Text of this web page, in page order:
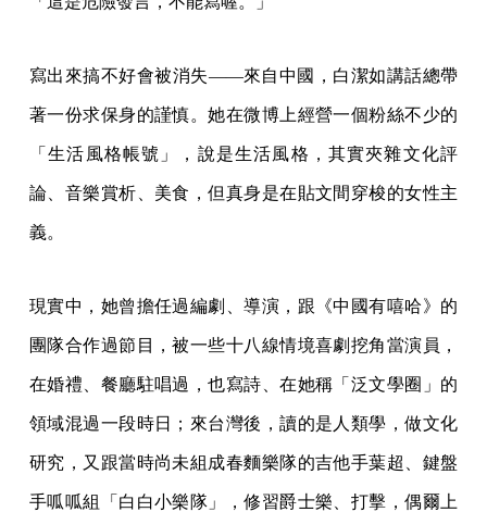
寫出來搞不好會被消失——來自中國，白潔如講話總帶
著一份求保身的謹慎。她在微博上經營一個粉絲不少的
「生活風格帳號」，說是生活風格，其實夾雜文化評
論、音樂賞析、美食，但真身是在貼文間穿梭的女性主
義。
現實中，她曾擔任過編劇、導演，跟《中國有嘻哈》的
團隊合作過節目，被一些十八線情境喜劇挖角當演員，
在婚禮、餐廳駐唱過，也寫詩、在她稱「泛文學圈」的
領域混過一段時日；來台灣後，讀的是人類學，做文化
研究，又跟當時尚未組成春麵樂隊的吉他手葉超、鍵盤
手呱呱組「白白小樂隊」，修習爵士樂、打擊，偶爾上